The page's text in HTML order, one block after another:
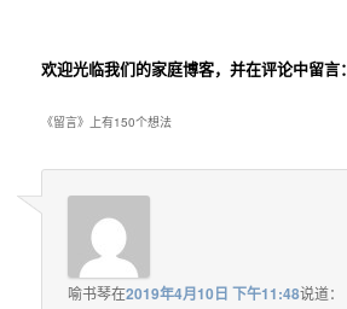
欢迎光临我们的家庭博客，并在评论中留言：
《留言》上有150个想法
喻书琴在2019年4月10日 下午11:48说道：